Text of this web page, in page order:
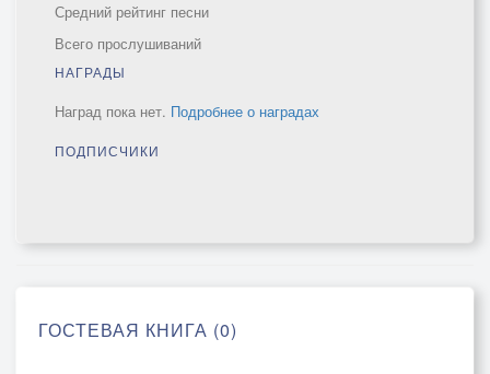
Средний рейтинг песни
Всего прослушиваний
НАГРАДЫ
Наград пока нет. Подробнее о наградах
ПОДПИСЧИКИ
ГОСТЕВАЯ КНИГА (0)